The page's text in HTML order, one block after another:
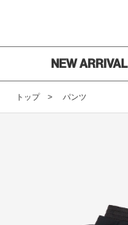
NEW ARRIVAL
トップ パンツ